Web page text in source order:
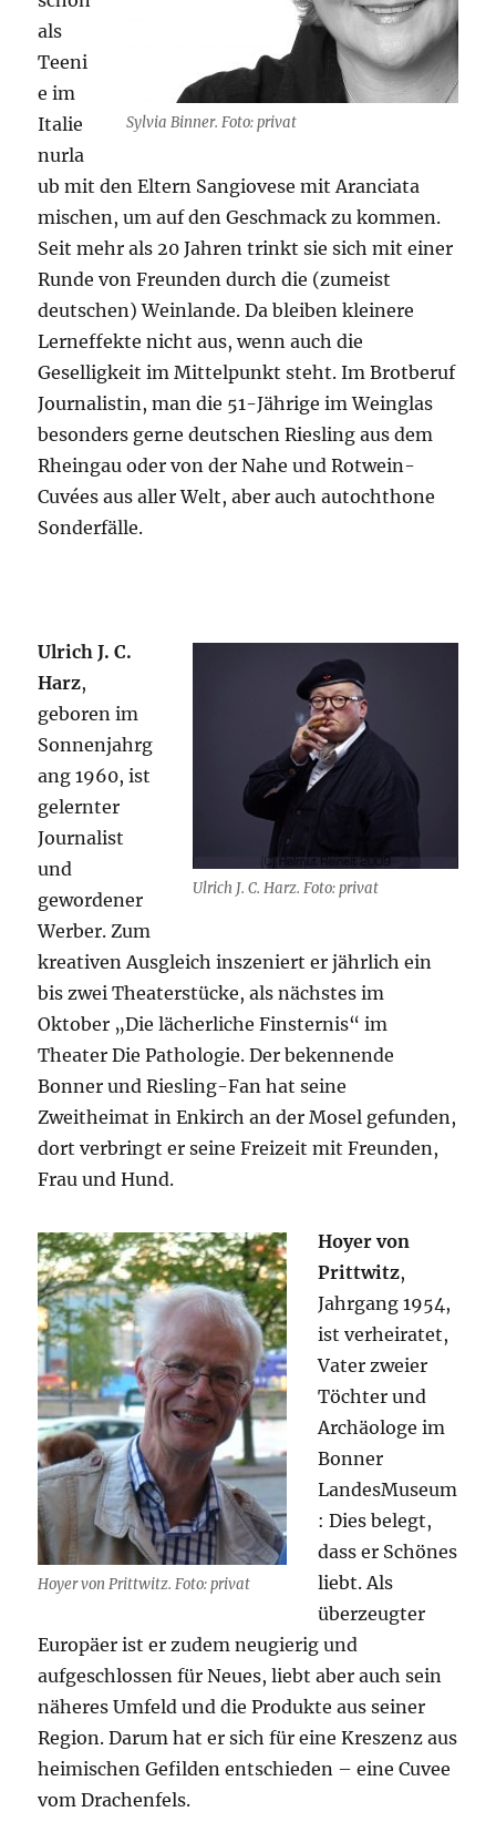
Sylvia Binner. Foto: privat
als
Teeni
e im
Italie
nurla
ub mit den Eltern Sangiovese mit Aranciata
mischen, um auf den Geschmack zu kommen.
Seit mehr als 20 Jahren trinkt sie sich mit einer
Runde von Freunden durch die (zumeist
deutschen) Weinlande. Da bleiben kleinere
Lerneffekte nicht aus, wenn auch die
Geselligkeit im Mittelpunkt steht. Im Brotberuf
Journalistin, man die 51-Jährige im Weinglas
besonders gerne deutschen Riesling aus dem
Rheingau oder von der Nahe und Rotwein-
Cuvées aus aller Welt, aber auch autochthone
Sonderfälle.
Ulrich J. C. Harz. Foto: privat
Ulrich J. C.
Harz,
geboren im
Sonnenjahrg
ang 1960, ist
gelernter
Journalist
und
gewordener
Werber. Zum
kreativen Ausgleich inszeniert er jährlich ein
bis zwei Theaterstücke, als nächstes im
Oktober „Die lächerliche Finsternis“ im
Theater Die Pathologie. Der bekennende
Bonner und Riesling-Fan hat seine
Zweitheimat in Enkirch an der Mosel gefunden,
dort verbringt er seine Freizeit mit Freunden,
Frau und Hund.
Hoyer von Prittwitz. Foto: privat
Hoyer von
Prittwitz,
Jahrgang 1954,
ist verheiratet,
Vater zweier
Töchter und
Archäologe im
Bonner
LandesMuseum
: Dies belegt,
dass er Schönes
liebt. Als
überzeugter
Europäer ist er zudem neugierig und
aufgeschlossen für Neues, liebt aber auch sein
näheres Umfeld und die Produkte aus seiner
Region. Darum hat er sich für eine Kreszenz aus
heimischen Gefilden entschieden – eine Cuvee
vom Drachenfels.